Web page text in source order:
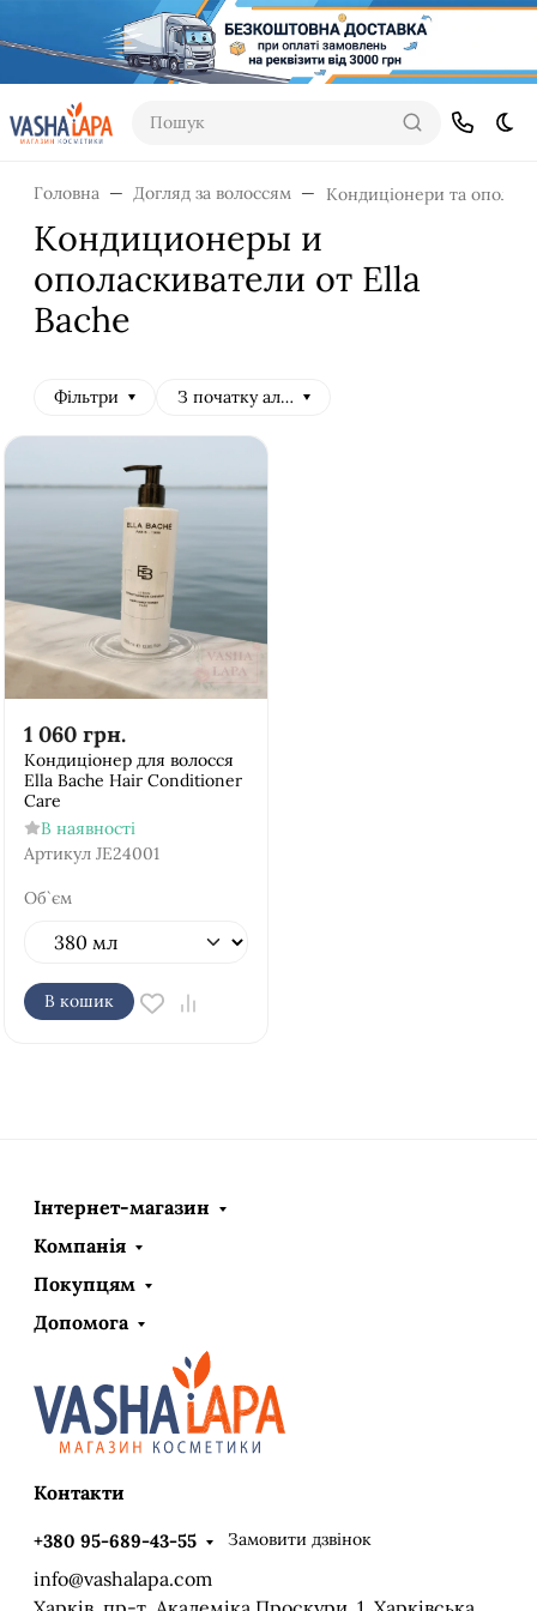
Пошук
Головна Догляд за волоссям Кондиціонери та
Кондиционеры и
ополаскиватели от Ella
Bache
Фільтри З початку алфавіту
1 060 грн.
Кондиціонер для волосся
Ella Bache Hair Conditioner
Care
В наявності
Артикул JE24001
Об`єм
В кошик
Інтернет-магазин
Компанія
Покупцям
Допомога
Контакти
+380 95-689-43-55 Замовити дзвінок
info@vashalapa.com